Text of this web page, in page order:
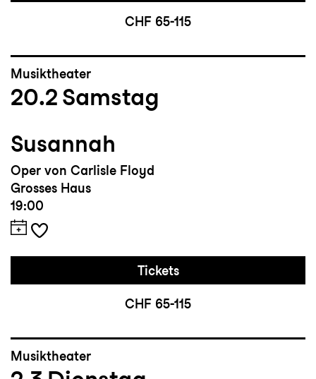
CHF 65-115
Musiktheater
20.2 Samstag
Susannah
Oper von Carlisle Floyd
Grosses Haus
19:00
Tickets
CHF 65-115
Musiktheater